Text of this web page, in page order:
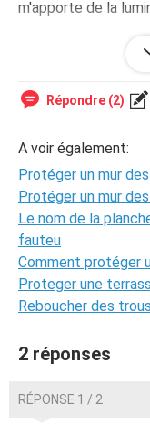
m'apporte de la
Auriez-vous une
Répondre (2)
A voir également:
Protéger un mur
Protéger un mur
Le nom de la
fauteu
Comment protéger
Proteger une
Reboucher des
2 réponses
RÉPONSE 1 / 2